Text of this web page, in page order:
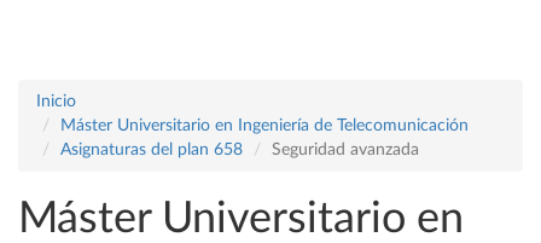
Inicio
Máster Universitario en Ingeniería de Telecomunicación
Asignaturas del plan 658
Seguridad avanzada
Máster Universitario en